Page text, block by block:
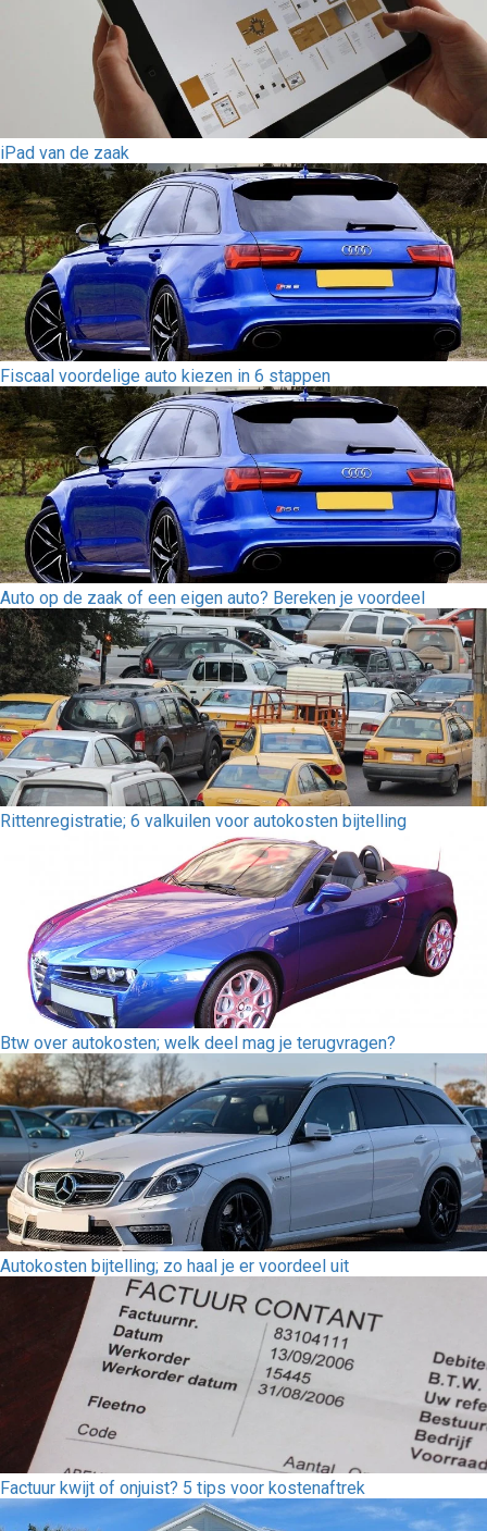
iPad van de zaak
Fiscaal voordelige auto kiezen in 6 stappen
Auto op de zaak of een eigen auto? Bereken je voordeel
Rittenregistratie; 6 valkuilen voor autokosten bijtelling
Btw over autokosten; welk deel mag je terugvragen?
Autokosten bijtelling; zo haal je er voordeel uit
Factuur kwijt of onjuist? 5 tips voor kostenaftrek